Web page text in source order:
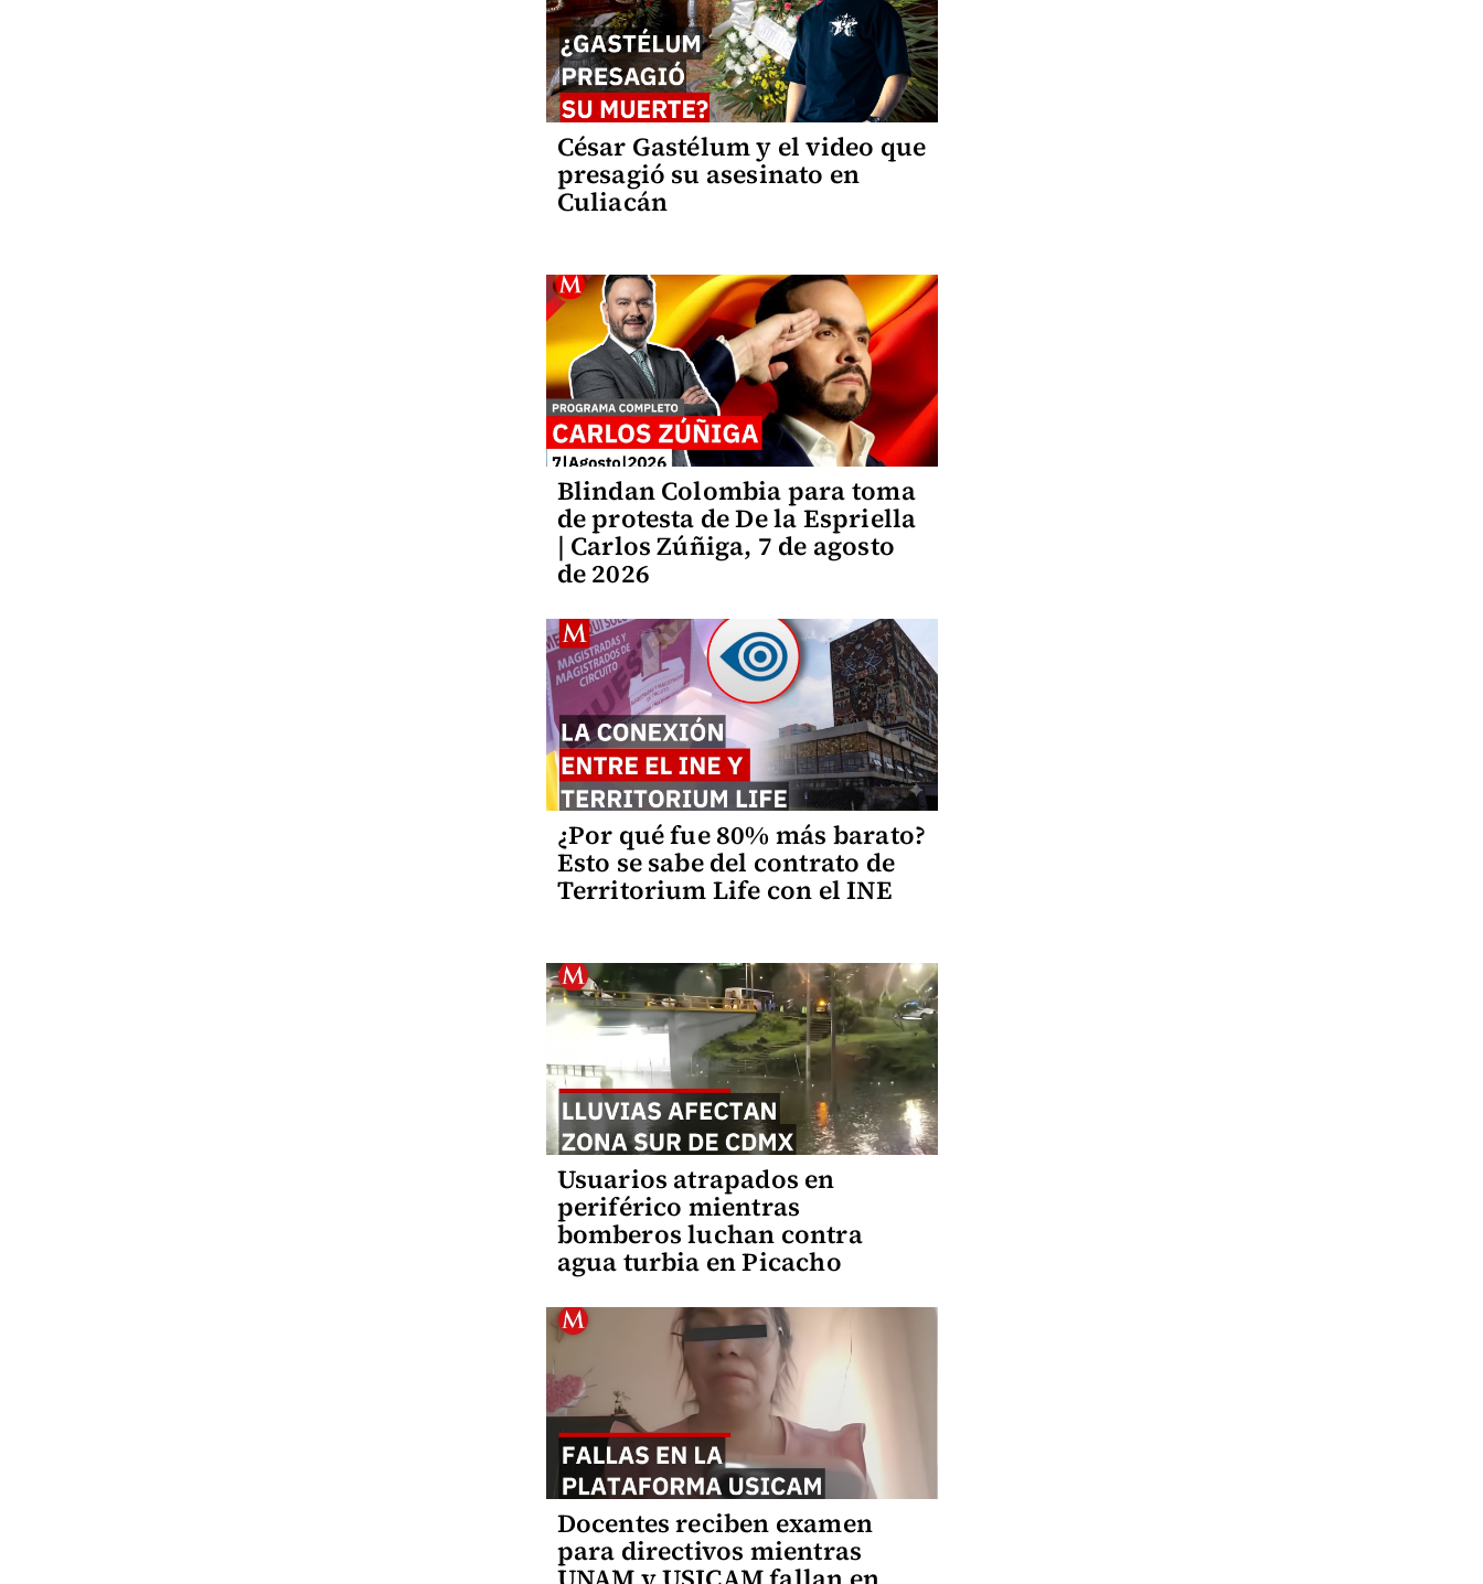
César Gastélum y el video que
presagió su asesinato en
Culiacán
Blindan Colombia para toma
de protesta de De la Espriella
| Carlos Zúñiga, 7 de agosto
de 2026
¿Por qué fue 80% más barato?
Esto se sabe del contrato de
Territorium Life con el INE
Usuarios atrapados en
periférico mientras
bomberos luchan contra
agua turbia en Picacho
Docentes reciben examen
para directivos mientras